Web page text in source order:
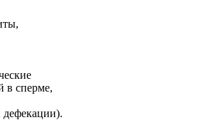
в сперме,
дефекации).